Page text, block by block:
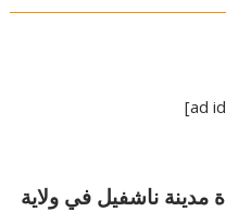
ناشفيل في ولاية